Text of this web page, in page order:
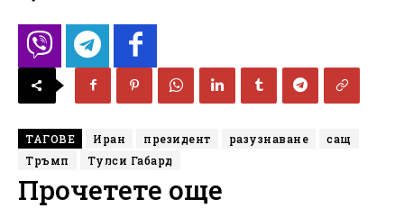
ТАГОВЕ Иран президент разузнаване
сащ
Тръмп
Тулси Габард
Прочетете още